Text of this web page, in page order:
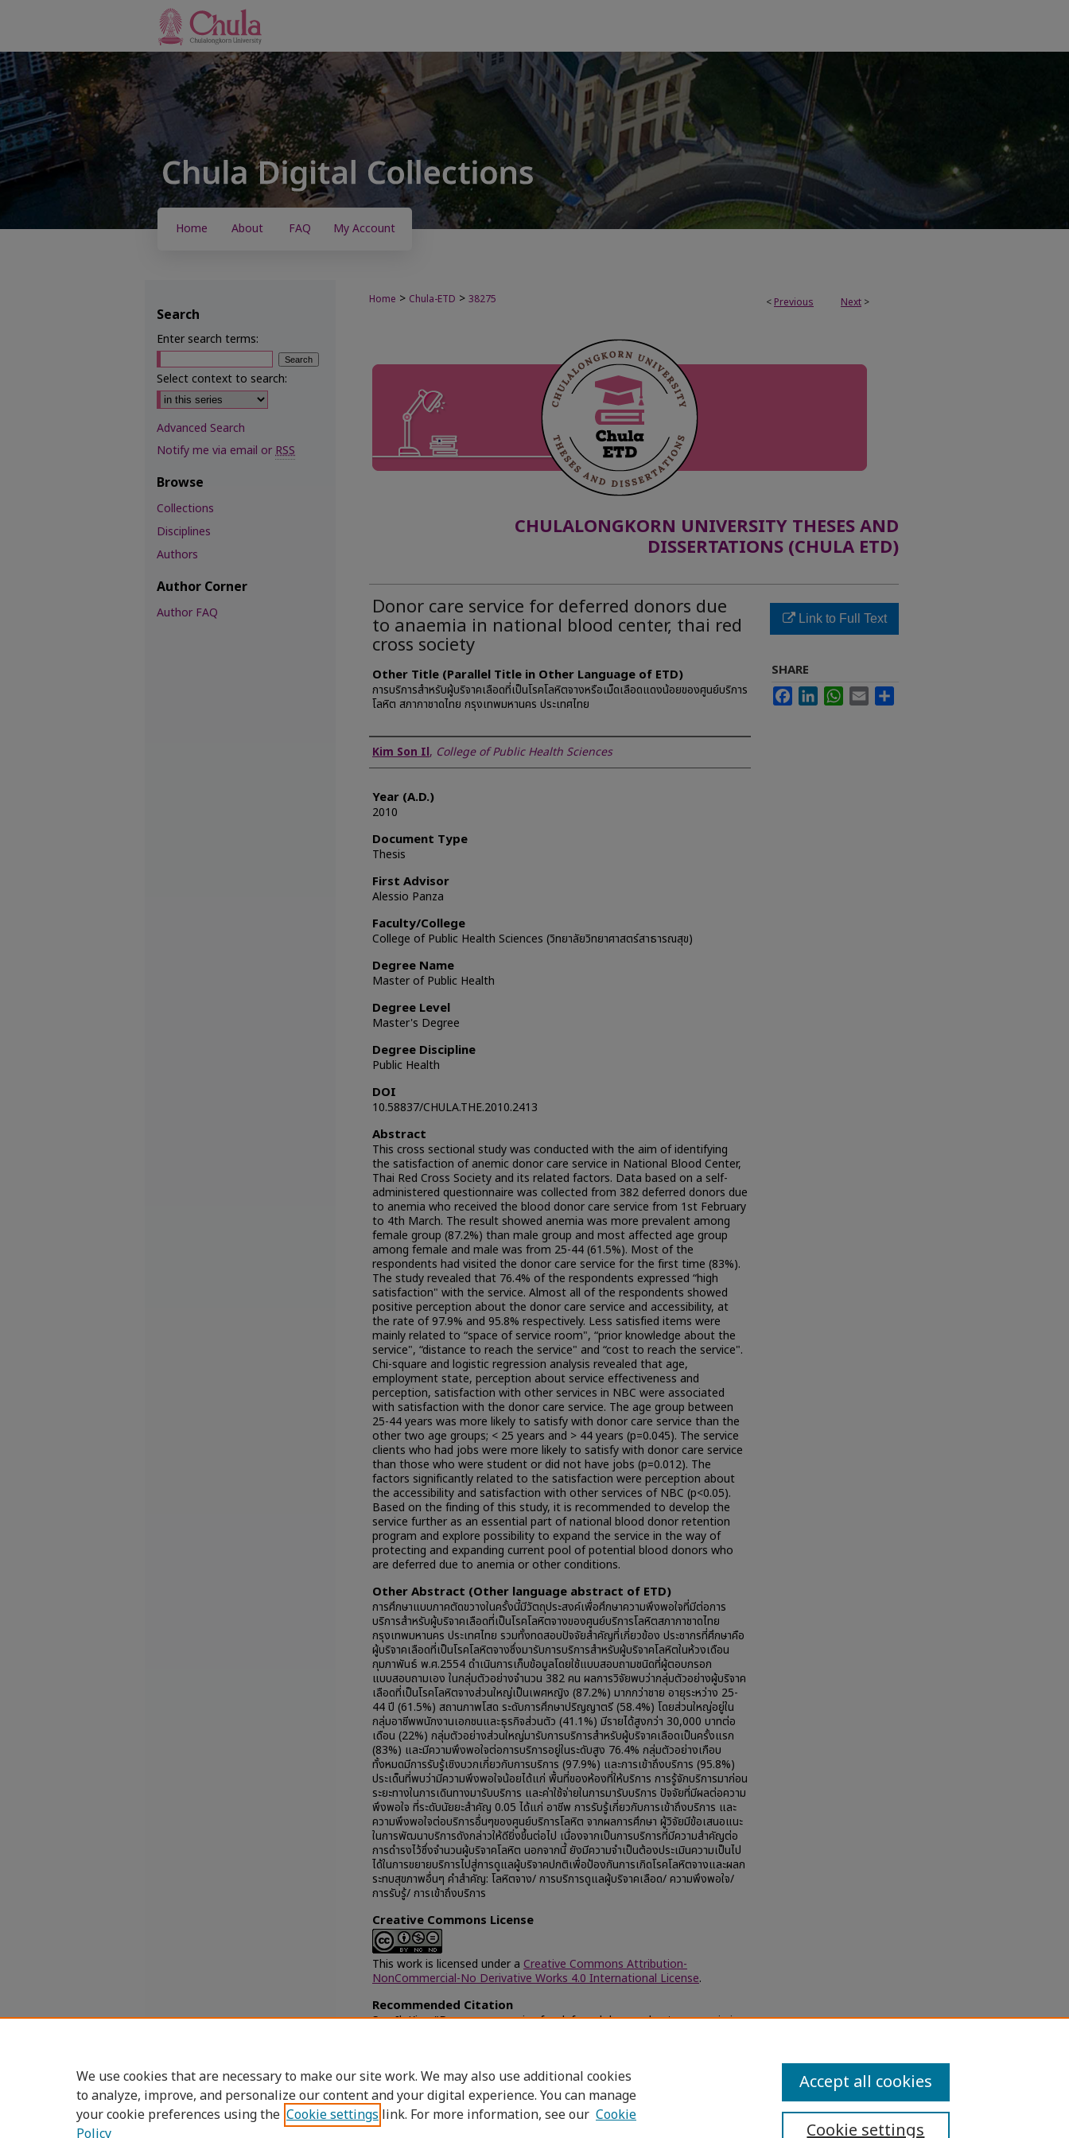
Home About FAQ My Account
< Previous Next >
Home > Chula-ETD > 38275
CHULALONGKORN UNIVERSITY THESES AND
DISSERTATIONS (CHULA ETD)
Donor care service for deferred donors due
to anaemia in national blood center, thai red
cross society
Other Title (Parallel Title in Other Language of ETD)
การบริการสำหรับผู้บริจาคเลือดที่เป็นโรคโลหิตจางหรือเม็ดเลือดแดงน้อยของศูนย์บริการ
โลหิต สภากาชาดไทย กรุงเทพมหานคร ประเทศไทย
Author
Kim Son Il, College of Public Health Sciences
Year (A.D.)
2010
Document Type
Thesis
First Advisor
Alessio Panza
Faculty/College
College of Public Health Sciences (วิทยาลัยวิทยาศาสตร์สาธารณสุข)
Degree Name
Master of Public Health
Degree Level
Master's Degree
Degree Discipline
Public Health
DOI
10.58837/CHULA.THE.2010.2413
Abstract
This cross sectional study was conducted with the aim of identifying
the satisfaction of anemic donor care service in National Blood Center,
Thai Red Cross Society and its related factors. Data based on a self-
administered questionnaire was collected from 382 deferred donors due
to anemia who received the blood donor care service from 1st February
to 4th March. The result showed anemia was more prevalent among
female group (87.2%) than male group and most affected age group
among female and male was from 25-44 (61.5%). Most of the
respondents had visited the donor care service for the first time (83%).
The study revealed that 76.4% of the respondents expressed “high
satisfaction" with the service. Almost all of the respondents showed
positive perception about the donor care service and accessibility, at
the rate of 97.9% and 95.8% respectively. Less satisfied items were
mainly related to “space of service room", “prior knowledge about the
service", “distance to reach the service" and “cost to reach the service".
Chi-square and logistic regression analysis revealed that age,
employment state, perception about service effectiveness and
perception, satisfaction with other services in NBC were associated
with satisfaction with the donor care service. The age group between
25-44 years was more likely to satisfy with donor care service than the
other two age groups; < 25 years and > 44 years (p=0.045). The service
clients who had jobs were more likely to satisfy with donor care service
than those who were student or did not have jobs (p=0.012). The
factors significantly related to the satisfaction were perception about
the accessibility and satisfaction with other services of NBC (p<0.05).
Based on the finding of this study, it is recommended to develop the
service further as an essential part of national blood donor retention
program and explore possibility to expand the service in the way of
protecting and expanding current pool of potential blood donors who
are deferred due to anemia or other conditions.
Other Abstract (Other language abstract of ETD)
การศึกษาแบบภาคตัดขวางในครั้งนี้มีวัตถุประสงค์เพื่อศึกษาความพึงพอใจที่มีต่อการ
บริการสำหรับผู้บริจาคเลือดที่เป็นโรคโลหิตจางของศูนย์บริการโลหิตสภากาชาดไทย
กรุงเทพมหานคร ประเทศไทย รวมทั้งทดสอบปัจจัยสำคัญที่เกี่ยวข้อง ประชากรที่ศึกษาคือ
ผู้บริจาคเลือดที่เป็นโรคโลหิตจางซึ่งมารับการบริการสำหรับผู้บริจาคโลหิตในห้วงเดือน
กุมภาพันธ์ พ.ศ.2554 ดำเนินการเก็บข้อมูลโดยใช้แบบสอบถามชนิดที่ผู้ตอบกรอก
แบบสอบถามเอง ในกลุ่มตัวอย่างจำนวน 382 คน ผลการวิจัยพบว่ากลุ่มตัวอย่างผู้บริจาค
เลือดที่เป็นโรคโลหิตจางส่วนใหญ่เป็นเพศหญิง (87.2%) มากกว่าชาย อายุระหว่าง 25-
44 ปี (61.5%) สถานภาพโสด ระดับการศึกษาปริญญาตรี (58.4%) โดยส่วนใหญ่อยู่ใน
กลุ่มอาชีพพนักงานเอกชนและธุรกิจส่วนตัว (41.1%) มีรายได้สูงกว่า 30,000 บาทต่อ
เดือน (22%) กลุ่มตัวอย่างส่วนใหญ่มารับการบริการสำหรับผู้บริจาคเลือดเป็นครั้งแรก
(83%) และมีความพึงพอใจต่อการบริการอยู่ในระดับสูง 76.4% กลุ่มตัวอย่างเกือบ
ทั้งหมดมีการรับรู้เชิงบวกเกี่ยวกับการบริการ (97.9%) และการเข้าถึงบริการ (95.8%)
ประเด็นที่พบว่ามีความพึงพอใจน้อยได้แก่ พื้นที่ของห้องที่ให้บริการ การรู้จักบริการมาก่อน
ระยะทางในการเดินทางมารับบริการ และค่าใช้จ่ายในการมารับบริการ ปัจจัยที่มีผลต่อความ
พึงพอใจ ที่ระดับนัยยะสำคัญ 0.05 ได้แก่ อาชีพ การรับรู้เกี่ยวกับการเข้าถึงบริการ และ
ความพึงพอใจต่อบริการอื่นๆของศูนย์บริการโลหิต จากผลการศึกษา ผู้วิจัยมีข้อเสนอแนะ
ในการพัฒนาบริการดังกล่าวให้ดียิ่งขึ้นต่อไป เนื่องจากเป็นการบริการที่มีความสำคัญต่อ
การดำรงไว้ซึ่งจำนวนผู้บริจาคโลหิต นอกจากนี้ ยังมีความจำเป็นต้องประเมินความเป็นไป
ได้ในการขยายบริการไปสู่การดูแลผู้บริจาคปกติเพื่อป้องกันการเกิดโรคโลหิตจางและผลก
ระทบสุขภาพอื่นๆ คำสำคัญ: โลหิตจาง/ การบริการดูแลผู้บริจาคเลือด/ ความพึงพอใจ/
การรับรู้/ การเข้าถึงบริการ
Creative Commons License
This work is licensed under a Creative Commons Attribution-
NonCommercial-No Derivative Works 4.0 International License.
Recommended Citation
Son Il, Kim, "Donor care service for deferred donors due to anaemia in
Link to Full Text
SHARE
FacebookLinkedInWhatsApp
Email
Search
Enter search terms:
Select context to search:
Advanced Search
Notify me via email orRSS
Browse
Collections
Disciplines
Authors
Author Corner
Author FAQ
We use cookies that are necessary to make our site work. We may also use additional cookies
to analyze, improve, and personalize our content and your digital experience. You can manage
your cookie preferences using the Cookie settings link. For more information, see our Cookie
Policy
Cookie settings
Accept all cookies